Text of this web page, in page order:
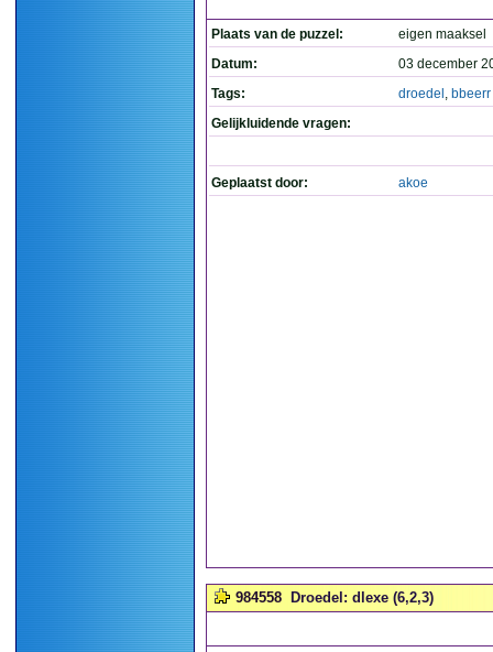
Plaats van de puzzel:
eigen maaksel
Datum:
03 december
Tags:
droedel , bbeerr
Gelijkluidende vragen:
Geplaatst door: akoe
984558 Droedel: dlexe (6,2,3)